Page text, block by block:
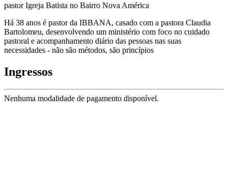
pastor Igreja Batista no Bairro Nova América
Há 38 anos é pastor da IBBANA, casado com a pastora Claudia
Bartolomeu, desenvolvendo um ministério com foco no cuidado
pastoral e acompanhamento diário das pessoas nas suas
necessidades - não são métodos, são princípios
Ingressos
Nenhuma modalidade de pagamento disponível.